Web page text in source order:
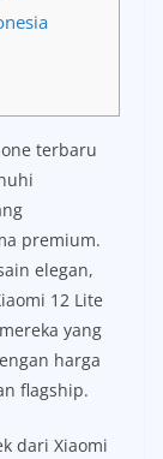
terbaru
premium.
elegan,
12 Lite
yang
harga
flagship.
dari Xiaomi